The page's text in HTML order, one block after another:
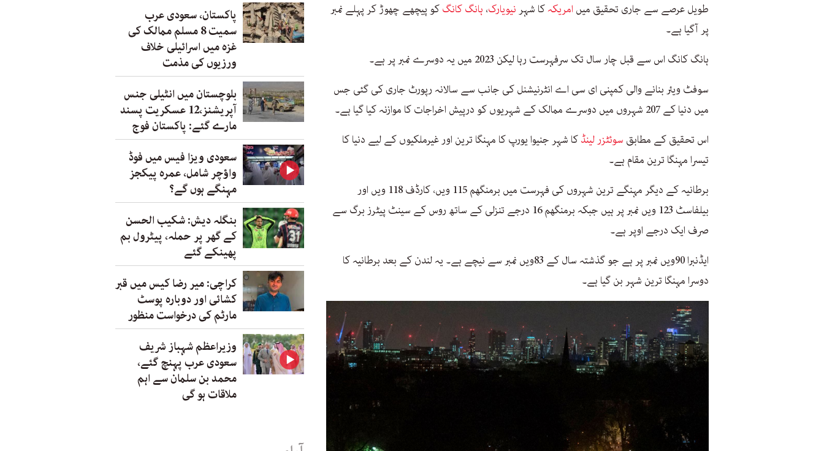
طویل عرصے سے جاری تحقیق میں امریکہکا شہر نیویارک، ہانگ کانگکو پیچھے چھوڑ کر پہلے نمبر
پر آگیا ہے۔
ہانگ کانگ اس سے قبل چار سال تک سرفہرست رہا لیکن 2023 میں یہ دوسرے نمبر پر ہے۔
سوفٹ ویئر بنانے والی کمپنی ای سی اے انٹرنیشنل کی جانب سے سالانہ رپورٹ جاری کی گئی جس
میں دنیا کے 207 شہروں میں دوسرے ممالک کے شہریوں کو درپیش اخراجات کا موازنہ کیا گیا ہے۔
اس تحقیق کے مطابق سوئٹزر لینڈکا شہر جنیوا یورپ کا مہنگا ترین اور غیرملکیوں کے لیے دنیا کا
تیسرا مہنگا ترین مقام ہے۔
برطانیہ کے دیگر مہنگے ترین شہروں کی فہرست میں برمنگھم 115 ویں، کارڈف 118 ویں اور
بیلفاسٹ 123 ویں نمبر پر ہیں جبکہ برمنگھم 16 درجے تنزلی کے ساتھ روس کے سینٹ پیٹرز برگ سے
صرف ایک درجے اوپر ہے۔
ایڈنبرا 90ویں نمبر پر ہے جو گذشتہ سال کے 83ویں نمبر سے نیچے ہے۔ یہ لندن کے بعد برطانیہ کا
دوسرا مہنگا ترین شہر بن گیا ہے۔
پاکستان، سعودی عرب
سمیت 8 مسلم ممالک کی
غزہ میں اسرائیلی خلاف
ورزیوں کی مذمت
بلوچستان میں انٹیلی جنس
آپریشنز،12 عسکریت پسند
مارے گئے: پاکستان فوج
سعودی ویزا فیس میں فوڈ
واؤچر شامل، عمرہ پیکجز
مہنگے ہوں گے؟
بنگلہ دیش: شکیب الحسن
کے گھر پر حملہ، پیٹرول بم
پھینکے گئے
کراچی: میر رضا کیس میں قبر
کشائی اور دوبارہ پوسٹ
مارٹم کی درخواست منظور
وزیراعظم شہباز شریف
سعودی عرب پہنچ گئے،
محمد بن سلمان سے اہم
ملاقات ہو گی